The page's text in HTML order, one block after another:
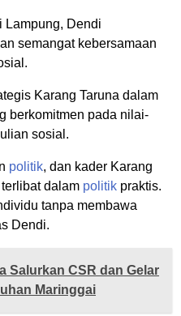
Lampung, Dendi
semangat kebersamaan
Karang Taruna dalam
berkomitmen pada nilai-
sosial.
politik, dan kader Karang
dalam politik praktis.
tanpa membawa
Dendi.
Salurkan CSR dan Gelar
Maringgai